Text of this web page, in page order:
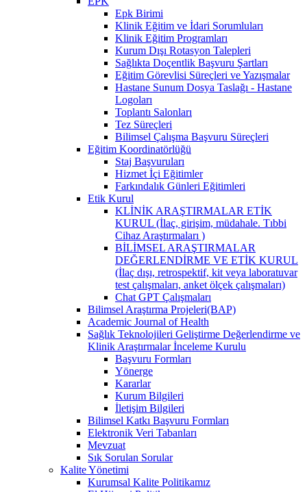
Epk Birimi
Klinik Eğitim ve İdari Sorumluları
Klinik Eğitim Programları
Kurum Dışı Rotasyon Talepleri
Sağlıkta Doçentlik Başvuru Şartları
Eğitim Görevlisi Süreçleri ve Yazışmalar
Hastane Sunum Dosya Taslağı - Hastane
Logoları
Toplantı Salonları
Tez Süreçleri
Bilimsel Çalışma Başvuru Süreçleri
Eğitim Koordinatörlüğü
Staj Başvuruları
Hizmet İçi Eğitimler
Farkındalık Günleri Eğitimleri
Etik Kurul
KLİNİK ARAŞTIRMALAR ETİK
KURUL (İlaç, girişim, müdahale. Tıbbi
Cihaz Araştırmaları )
BİLİMSEL ARAŞTIRMALAR
DEĞERLENDİRME VE ETİK KURUL
(İlaç dışı, retrospektif, kit veya laboratuvar
test çalışmaları, anket ölçek çalışmaları)
Chat GPT Çalışmaları
Bilimsel Araştırma Projeleri(BAP)
Academic Journal of Health
Sağlık Teknolojileri Geliştirme Değerlendirme ve
Klinik Araştırmalar İnceleme Kurulu
Başvuru Formları
Yönerge
Kararlar
Kurum Bilgileri
İletişim Bilgileri
Bilimsel Katkı Başvuru Formları
Elektronik Veri Tabanları
Mevzuat
Sık Sorulan Sorular
Kalite Yönetimi
Kurumsal Kalite Politikamız